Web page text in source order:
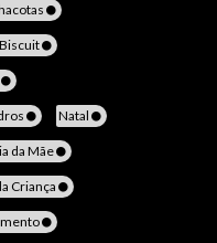
Biscuit
Natal
da Mãe
Criança